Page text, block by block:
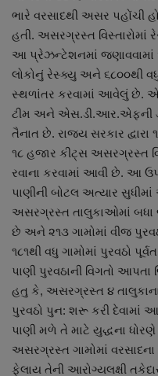
ભારે વરસાદથી અસર પહોંચી
હતી. અસરગ્રસ્ત
આ પ્રેઝન્ટેશનમાં
લોકોનું રેસ્ક્યુ અને ૬૮૦૦થી
સ્થળાંતર કરવામાં આવેલું છે.
ટીમ અને એસ.ડી.આર.એફની ૩
તૈનાત છે. રાજ્ય સરકાર
૧૮ હજાર કીટ્સ અસરગ્રસ્ત
રવાના કરવામાં આવી છે. આ
પાણીની બોટલ અત્યાર
અસરગ્રસ્ત તાલુકાઓમાં બધા
છે અને ૨૧૩ ગામોમાં વીજ
૧૮૧થી વધુ ગામોમાં પુરવઠો
પાણી પુરવઠાની વિગતો
હતુ કે, અસરગ્રસ્ત ૪ તાલુકાના
પુરવઠો પુન: શરૂ કરી દેવામાં
પાણી મળે તે માટે યુદ્ધના
અસરગ્રસ્ત ગામોમાં વરસાદના
ફેલાય તેની આરોગ્યલક્ષી